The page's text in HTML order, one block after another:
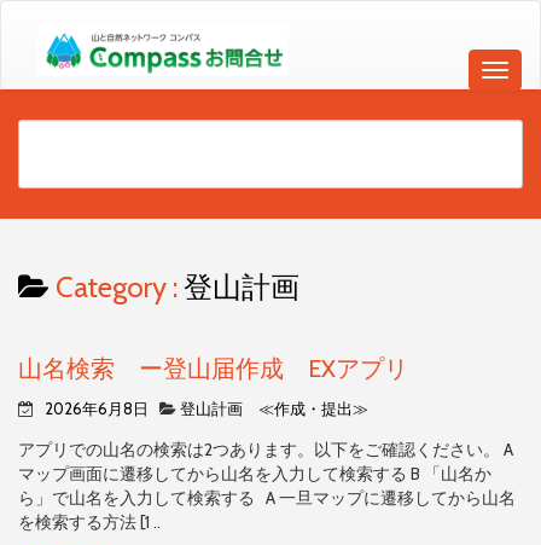
Category :登山計画
山名検索 ー登山届作成 EXアプリ
2026年6月8日 登山計画 ≪作成・提出≫
アプリでの山名の検索は2つあります。以下をご確認ください。 A
マップ画面に遷移してから山名を入力して検索する B 「山名か
ら」で山名を入力して検索する A 一旦マップに遷移してから山名
を検索する方法 [1 ..